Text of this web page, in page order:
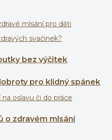
mlsání pro děti
svačinek?
bez výčitek
pro klidný spánek
oslavu či do práce
o zdravém mlsání